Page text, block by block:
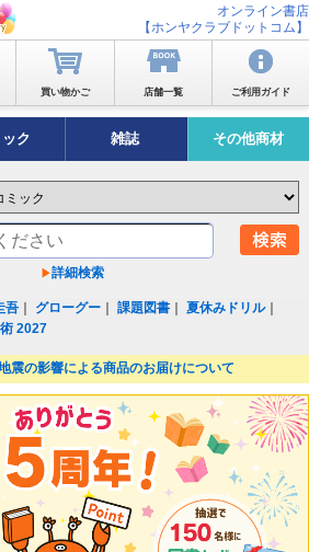
オンライン書店
【ホンヤクラブドットコム】
買い物かご 店舗一覧 ご利用ガイド
ク 雑誌 その他商材
詳細検索
吾 グローグー ｜課題図書 ｜夏休みドリル｜
2027
震の影響による商品のお届けについて